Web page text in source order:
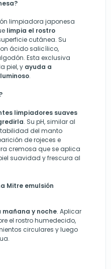
limpiadora japonesa
limpia el rostro
cutánea. Su
ácido salicílico,
Esta exclusiva
piel, y ayuda a
.
limpiadores suaves
. Su pH, similar al
del manto
de rojeces e
cremosa que se aplica
suavidad y frescura al
Mitre emulsión
y noche. Aplicar
el rostro humedecido,
circulares y luego